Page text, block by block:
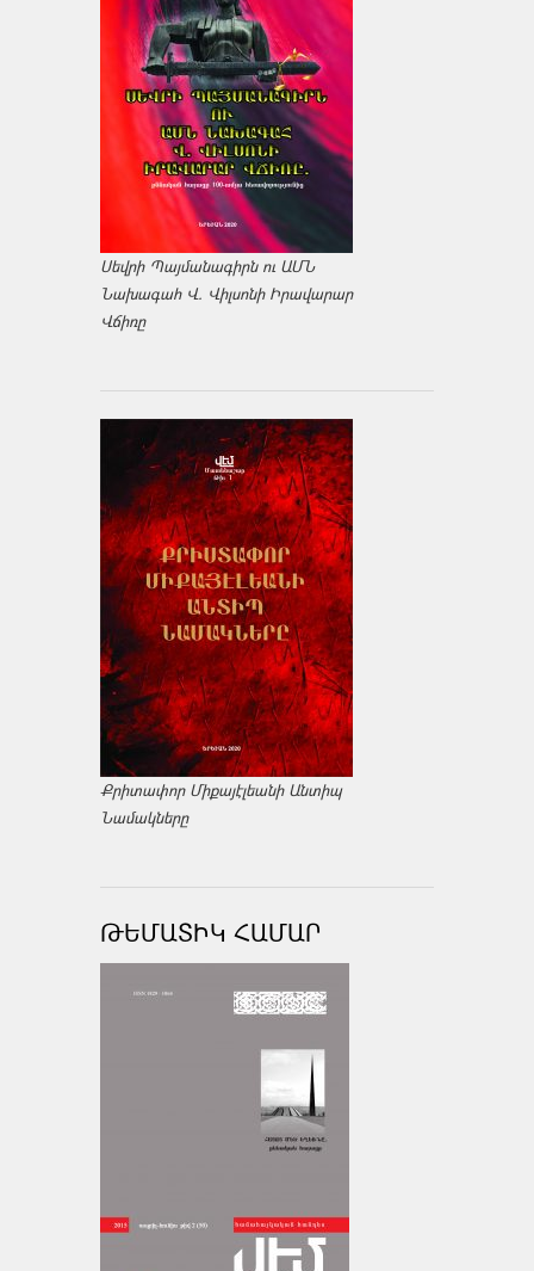
Սեվրի Պայմանագիրն ու ԱՄՆ
Նախագահ Վ. Վիլսոնի Իրավարար
Վճիռը
Քրիտափոր Միքայէլեանի Անտիպ
Նամակները
ԹԵՄԱՏԻԿ ՀԱՄԱՐ